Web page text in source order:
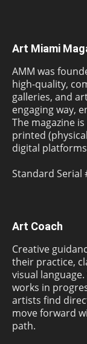
Art Miami
AMM was
high-quality,
galleries, and
engaging way,
The magazine
printed
digital
Standard Serial
Art Coach
Creative
their practice,
visual
works in
artists find
move forward
path.